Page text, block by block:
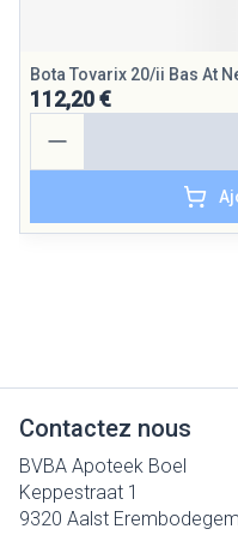
Bota Tovarix 20/ii Bas At
112,20 €
Contactez nous
BVBA Apoteek Boel
Keppestraat 1
9320 Aalst Erembodegem